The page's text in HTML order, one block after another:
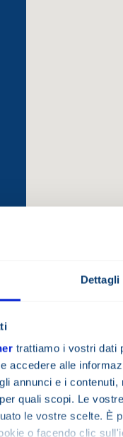
Dettagli
trattiamo i vostri dati
accedere alle
annunci e i
quali scopi. Le
le vostre scelte. È
o facendo clic
assembly